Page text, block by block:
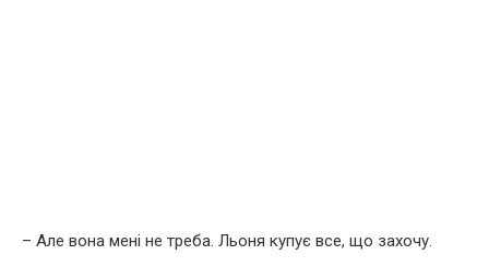
– Але вона мені не треба. Льоня купує все, що захочу.